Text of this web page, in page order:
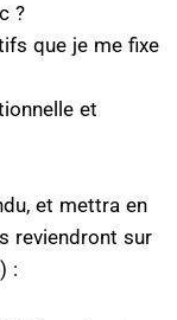
?
que je me fixe
et
et mettra en
reviendront sur
: